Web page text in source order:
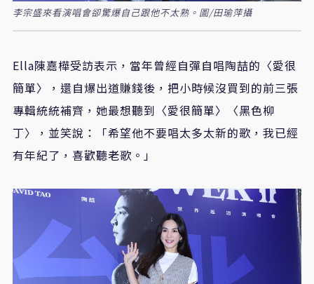
李宗盛來看演唱會卻驚爆自己跟他不太熟。圖/田瑜萍攝
Ella陳嘉樺受訪表示，當年曾經自彈自唱陶喆的〈愛很
簡單〉，還自爆出道賺錢後，把小時候沒買到的前三張
專輯統統補齊，她最想聽到〈愛很簡單〉〈黑色柳
丁〉，並笑說：「希望他不要唱太多太新的歌，我已經
有年紀了，喜歡聽老歌。」